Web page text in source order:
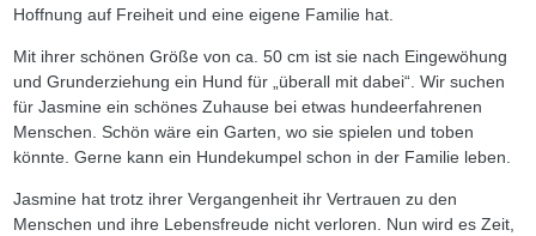
Hoffnung auf Freiheit und eine eigene Familie hat.
Mit ihrer schönen Größe von ca. 50 cm ist sie nach Eingewöhung
und Grunderziehung ein Hund für „überall mit dabei“. Wir suchen
für Jasmine ein schönes Zuhause bei etwas hundeerfahrenen
Menschen. Schön wäre ein Garten, wo sie spielen und toben
könnte. Gerne kann ein Hundekumpel schon in der Familie leben.
Jasmine hat trotz ihrer Vergangenheit ihr Vertrauen zu den
Menschen und ihre Lebensfreude nicht verloren. Nun wird es Zeit,